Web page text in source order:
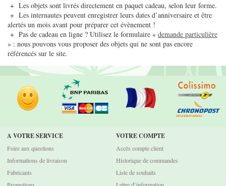
+ Les objets sont livrés directement en paquet cadeau, selon leur forme.
+ Les internautes peuvent enregistrer leurs dates d’anniversaire et être
alertés un mois avant pour préparer cet évènement !
+ Pas de cadeau en ligne ? Utilisez le formulaire « demande particulière
» : nous pouvons vous proposer des objets qui ne sont pas encore
référencés sur le site.
A VOTRE SERVICE
Foire aux questions
Informations de livraison
Fabricants
VOTRE COMPTE
Accès compte client
Historique de commandes
Liste de souhaits